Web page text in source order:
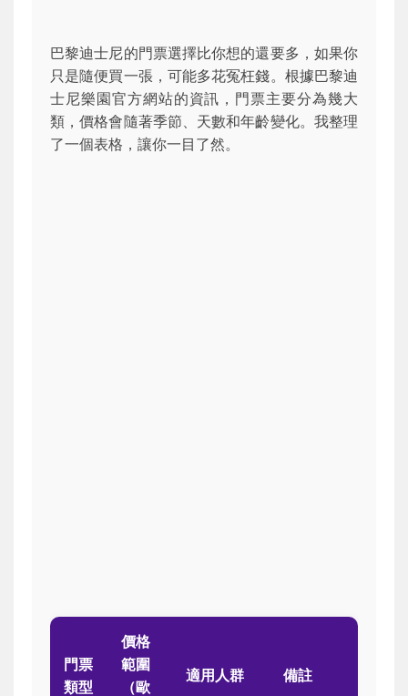
巴黎迪士尼的門票選擇比你想的還要多，如果你
只是隨便買一張，可能多花冤枉錢。根據巴黎迪
士尼樂園官方網站的資訊，門票主要分為幾大
類，價格會隨著季節、天數和年齡變化。我整理
了一個表格，讓你一目了然。
門票
類型
價格
範圍
（歐
適用人群 備註